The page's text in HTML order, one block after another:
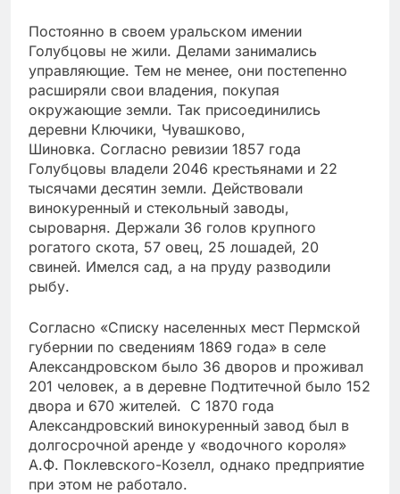
Постоянно в своем уральском имении
Голубцовы не жили. Делами занимались
управляющие. Тем не менее, они постепенно
расширяли свои владения, покупая
окружающие земли. Так присоединились
деревни Ключики, Чувашково,
Шиновка. Согласно ревизии 1857 года
Голубцовы владели 2046 крестьянами и 22
тысячами десятин земли. Действовали
винокуренный и стекольный заводы,
сыроварня. Держали 36 голов крупного
рогатого скота, 57 овец, 25 лошадей, 20
свиней. Имелся сад, а на пруду разводили
рыбу.
Согласно «Списку населенных мест Пермской
губернии по сведениям 1869 года» в селе
Александровском было 36 дворов и проживал
201 человек, а в деревне Подтитечной было 152
двора и 670 жителей. С 1870 года
Александровский винокуренный завод был в
долгосрочной аренде у «водочного короля»
А.Ф. Поклевского-Козелл, однако предприятие
при этом не работало.